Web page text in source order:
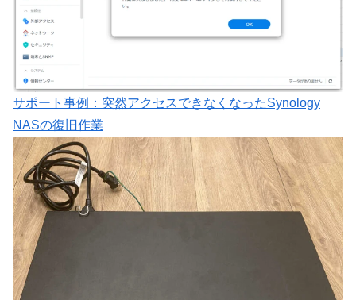
サポート事例：突然アクセスできなくなったSynology
NASの復旧作業